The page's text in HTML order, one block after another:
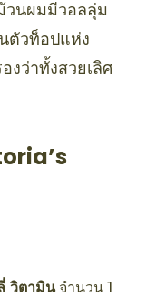
นผมมีวอลลุ่ม
ตัวท็อปแห่ง
ว่าทั้งสวยเลิศ
วิตามินจำนวน 1